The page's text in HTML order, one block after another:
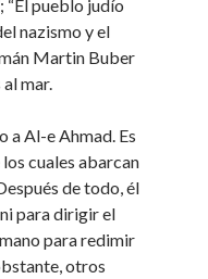
“El pueblo judío
nazismo y el
Martin Buber
mar.
a Al-e Ahmad. Es
cuales abarcan
de todo, él
para dirigir el
para redimir
otros